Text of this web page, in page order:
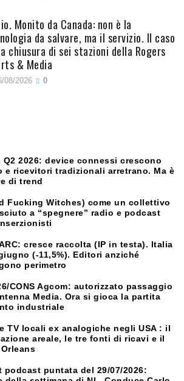
Monito da Canada: non è la
da salvare, ma il servizio. Il caso
chiusura di sei stazioni della Rogers
& Media
08/2026 0
Q2 2026: device connessi crescono
e ricevitori tradizionali arretrano. Ma è
di trend
Fucking Witches) come un collettivo
a “spegnere” radio e podcast
cresce raccolta (IP in testa). Italia
(-11,5%). Editori anziché
perimetro
CONS Agcom: autorizzato passaggio
Media. Ora si gioca la partita
industriale
TV locali ex analogiche negli USA : il
areale, le tre fonti di ricavi e il
podcast puntata del 29/07/2026: